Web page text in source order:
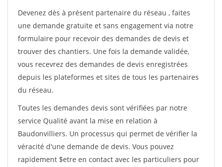
Devenez dès à présent partenaire du réseau , faites
une demande gratuite et sans engagement via notre
formulaire pour recevoir des demandes de devis et
trouver des chantiers. Une fois la demande validée,
vous recevrez des demandes de devis enregistrées
depuis les plateformes et sites de tous les partenaires
du réseau.
Toutes les demandes devis sont vérifiées par notre
service Qualité avant la mise en relation à
Baudonvilliers. Un processus qui permet de vérifier la
véracité d'une demande de devis. Vous pouvez
rapidement $etre en contact avec les particuliers pour